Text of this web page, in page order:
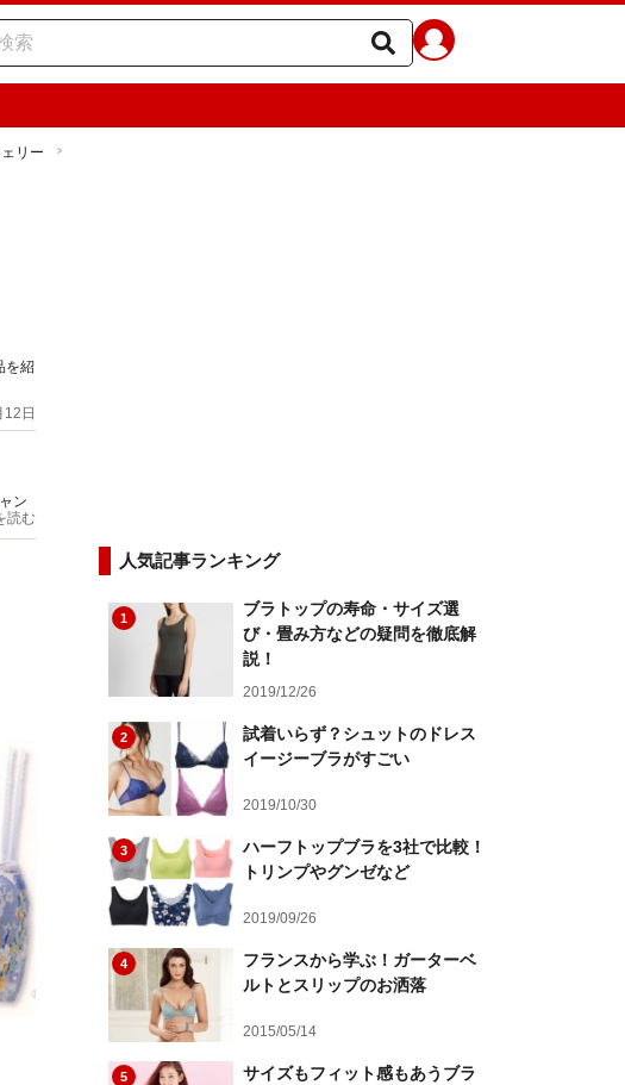
リー
を紹
日
ン
ッ
読む
人気記事ランキング
1
ブラトップの寿命・サイズ選
び・畳み方などの疑問を徹底解
説！
2019/12/26
2
試着いらず？シュットのドレス
イージーブラがすごい
2019/10/30
3
ハーフトップブラを3社で比較！
トリンプやグンゼなど
2019/09/26
4
フランスから学ぶ！ガーターベ
ルトとスリップのお洒落
2015/05/14
5
サイズもフィット感もあうブラ